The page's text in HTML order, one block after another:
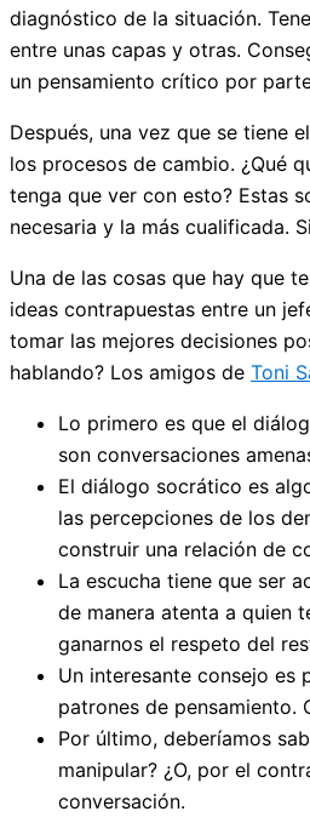
diagnóstico de la situación.
entre unas capas y otras.
un pensamiento crítico por
Después, una vez que se tiene
los procesos de cambio. ¿Qué
tenga que ver con esto? Estas
necesaria y la más cualificada.
Una de las cosas que hay que
ideas contrapuestas entre un
tomar las mejores decisiones
hablando? Los amigos de Toni
Lo primero es que el
son conversaciones
El diálogo socrático es
las percepciones de los
construir una relación de
La escucha tiene que ser
de manera atenta a quien
ganarnos el respeto del
Un interesante consejo es
patrones de pensamiento.
Por último, deberíamos
manipular? ¿O, por el
conversación.